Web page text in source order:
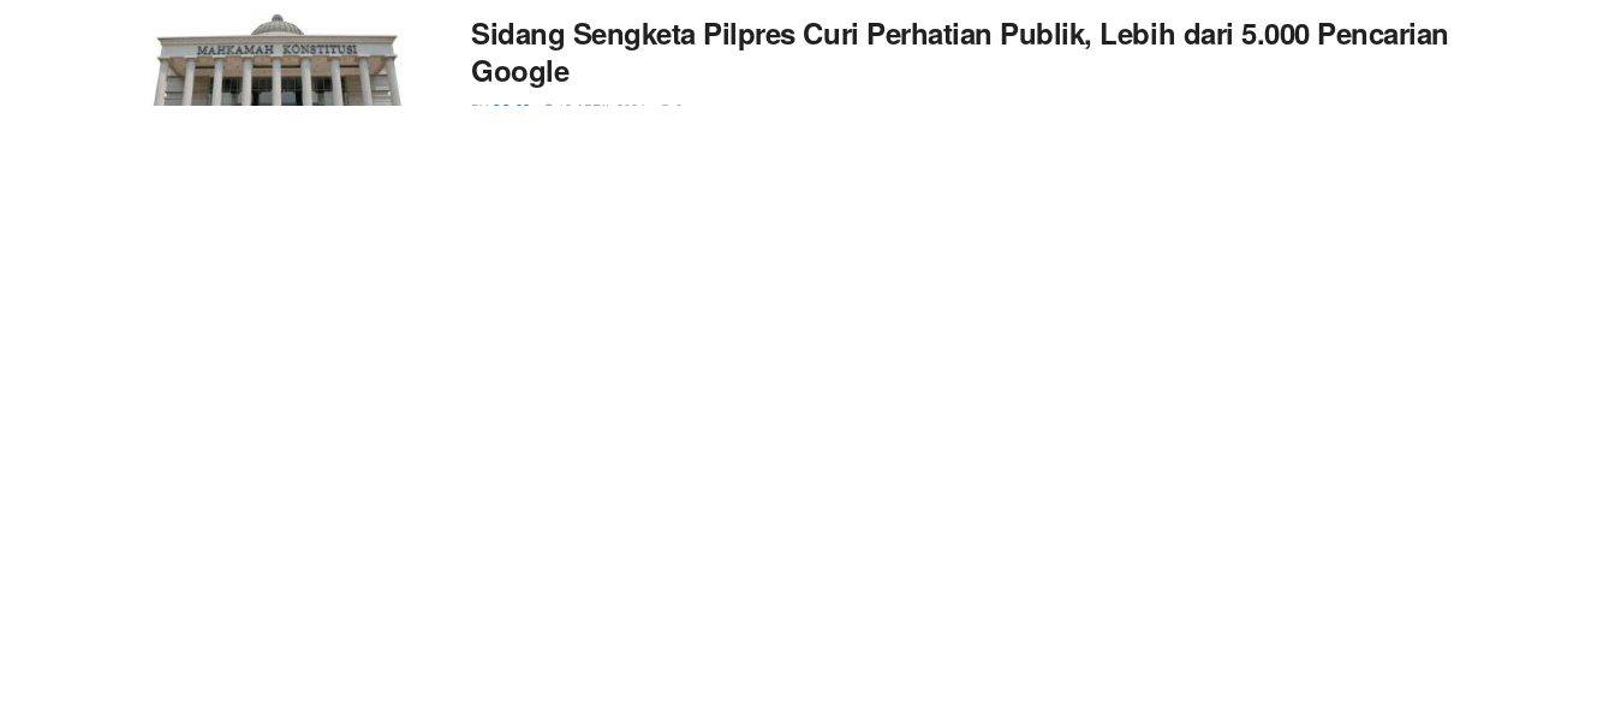
Sidang Sengketa Pilpres Curi Perhatian Publik, Lebih dari 5.000 Pencarian
Google
BY CC-02 18 APRIL 2024 0